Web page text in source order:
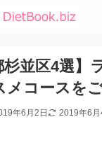
杉並区4選】
メコースをご
年6月2日 2019年6月